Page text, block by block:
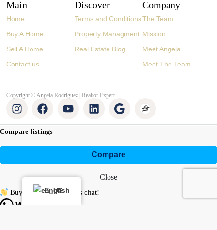
Main
Home
Buy A Home
Sell A Home
Contact us
Discover
Terms and Conditions
Property Managment
Real Estate Blog
Company
The Team
Mission
Meet Angela
Meet The Team
Copyright © Angela Rodriguez | Realtor Expert
Compare listings
Compare
Close
English
Buying or selling? Let’s chat!